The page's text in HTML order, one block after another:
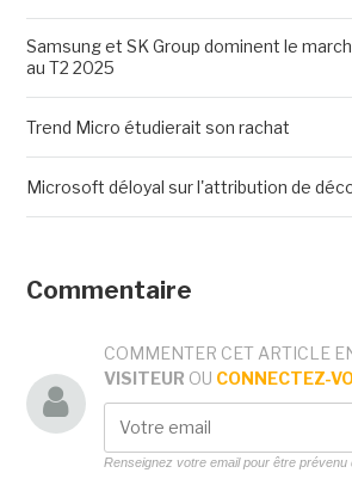
Samsung et SK Group dominent le
au T2 2025
Trend Micro étudierait son rachat
Microsoft déloyal sur l'attribution de
Commentaire
COMMENTER CET ARTICLE
VISITEUR OU CONNECTEZ-
Renseignez votre email pour être